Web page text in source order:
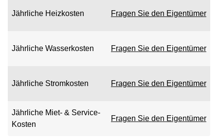
Jährliche Heizkosten Fragen Sie den Eigentümer
Jährliche Wasserkosten Fragen Sie den Eigentümer
Jährliche Stromkosten Fragen Sie den Eigentümer
Jährliche Miet- & Service-
Kosten
Fragen Sie den Eigentümer